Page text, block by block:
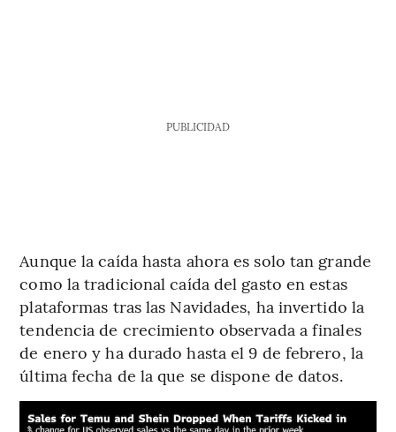
PUBLICIDAD
Aunque la caída hasta ahora es solo tan grande
como la tradicional caída del gasto en estas
plataformas tras las Navidades, ha invertido la
tendencia de crecimiento observada a finales
de enero y ha durado hasta el 9 de febrero, la
última fecha de la que se dispone de datos.